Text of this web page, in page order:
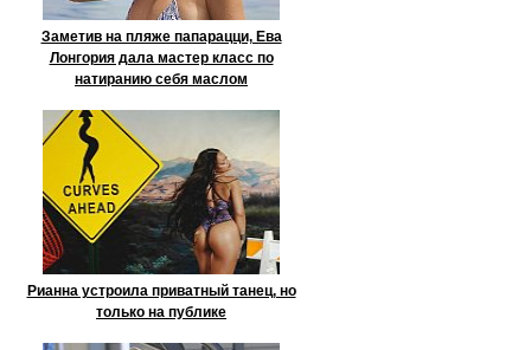
Заметив на пляже папарацци, Ева
Лонгория дала мастер класс по
натиранию себя маслом
Рианна устроила приватный танец, но
только на публике